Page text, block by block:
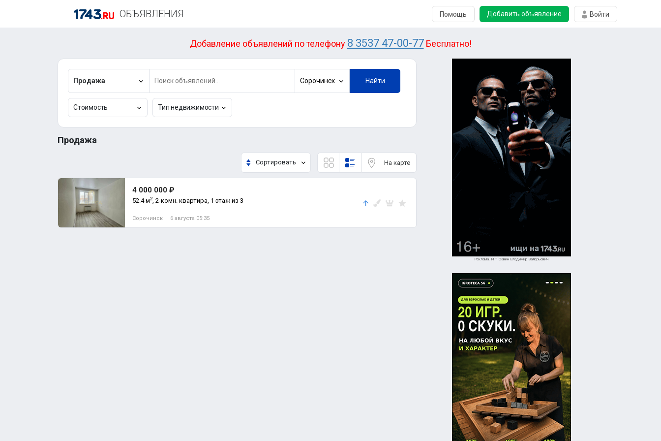
ОБЪЯВЛЕНИЯ Помощь Добавить объявление Войти
Добавление объявлений по телефону 8 3537 47-00-77Бесплатно!
Продажа Сорочинск Найти
Стоимость Тип недвижимости
Продажа
Сортировать На карте
4 000 000 ₽
52.4 м2, 2-комн. квартира, 1 этаж из 3
Сорочинск 6 августа 05:35
Реклама. ИП Савин Владимир Валерьевич